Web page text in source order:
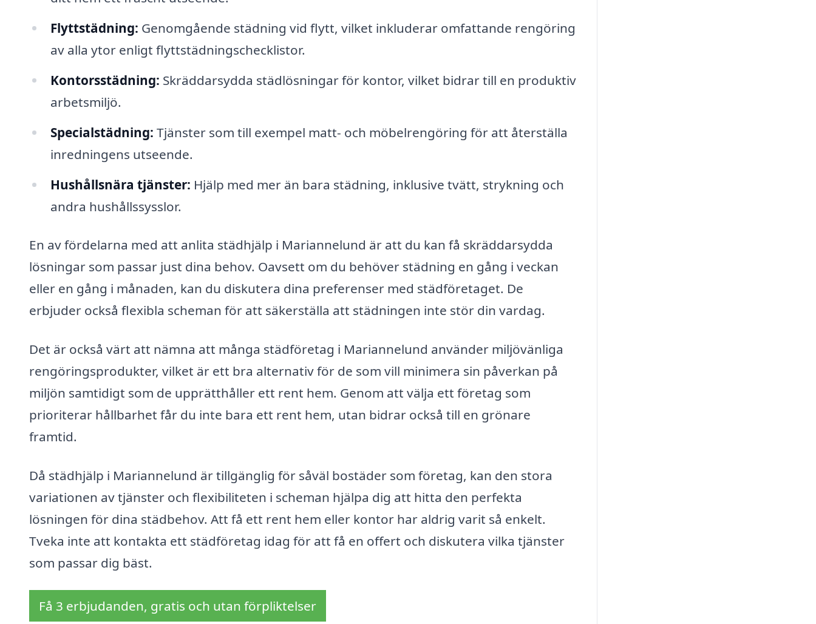
Flyttstädning: Genomgående städning vid flytt, vilket inkluderar omfattande rengöring
av alla ytor enligt flyttstädningschecklistor.
Kontorsstädning: Skräddarsydda städlösningar för kontor, vilket bidrar till en produktiv
arbetsmiljö.
Specialstädning: Tjänster som till exempel matt- och möbelrengöring för att återställa
inredningens utseende.
Hushållsnära tjänster: Hjälp med mer än bara städning, inklusive tvätt, strykning och
andra hushållssysslor.
En av fördelarna med att anlita städhjälp i Mariannelund är att du kan få skräddarsydda
lösningar som passar just dina behov. Oavsett om du behöver städning en gång i veckan
eller en gång i månaden, kan du diskutera dina preferenser med städföretaget. De
erbjuder också flexibla scheman för att säkerställa att städningen inte stör din vardag.
Det är också värt att nämna att många städföretag i Mariannelund använder miljövänliga
rengöringsprodukter, vilket är ett bra alternativ för de som vill minimera sin påverkan på
miljön samtidigt som de upprätthåller ett rent hem. Genom att välja ett företag som
prioriterar hållbarhet får du inte bara ett rent hem, utan bidrar också till en grönare
framtid.
Då städhjälp i Mariannelund är tillgänglig för såväl bostäder som företag, kan den stora
variationen av tjänster och flexibiliteten i scheman hjälpa dig att hitta den perfekta
lösningen för dina städbehov. Att få ett rent hem eller kontor har aldrig varit så enkelt.
Tveka inte att kontakta ett städföretag idag för att få en offert och diskutera vilka tjänster
som passar dig bäst.
Få 3 erbjudanden, gratis och utan förpliktelser